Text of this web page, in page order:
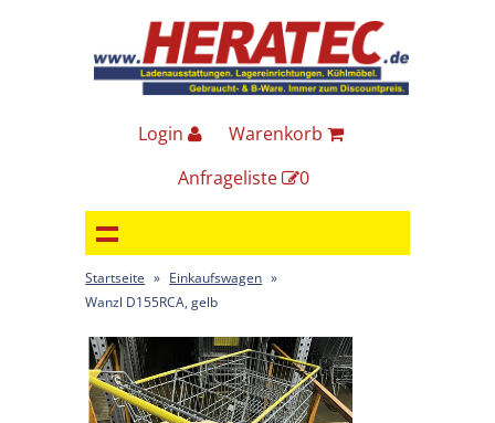
Login
Warenkorb
Anfrageliste
0
Startseite » Einkaufswagen »
Wanzl D155RCA, gelb